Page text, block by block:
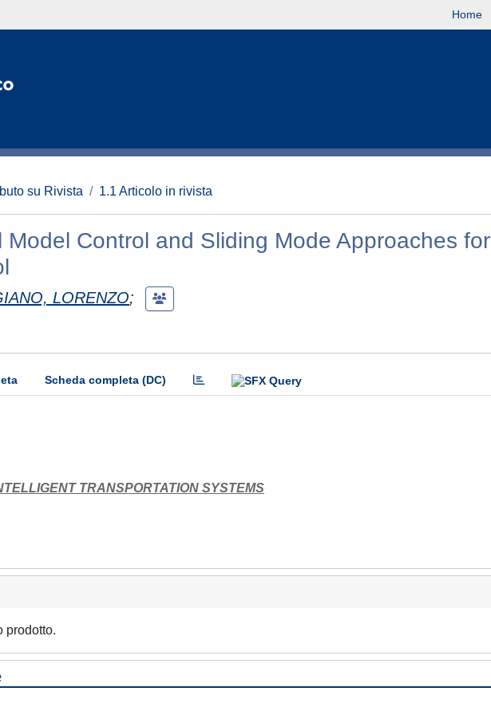
Home
su Rivista 1.1 Articolo in rivista
Model Control and Sliding Mode Approaches for
LORENZO;
Scheda completa (DC)
TRANSPORTATION SYSTEMS
prodotto.